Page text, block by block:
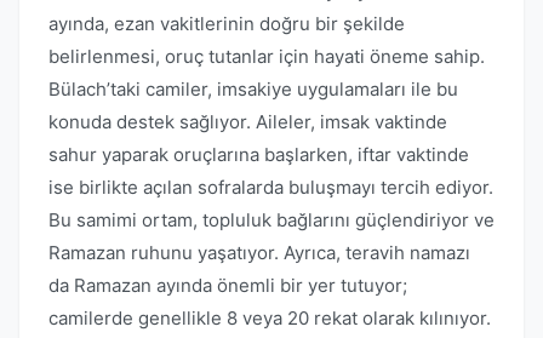
ayında, ezan vakitlerinin doğru bir şekilde
belirlenmesi, oruç tutanlar için hayati öneme sahip.
Bülach’taki camiler, imsakiye uygulamaları ile bu
konuda destek sağlıyor. Aileler, imsak vaktinde
sahur yaparak oruçlarına başlarken, iftar vaktinde
ise birlikte açılan sofralarda buluşmayı tercih ediyor.
Bu samimi ortam, topluluk bağlarını güçlendiriyor ve
Ramazan ruhunu yaşatıyor. Ayrıca, teravih namazı
da Ramazan ayında önemli bir yer tutuyor;
camilerde genellikle 8 veya 20 rekat olarak kılınıyor.